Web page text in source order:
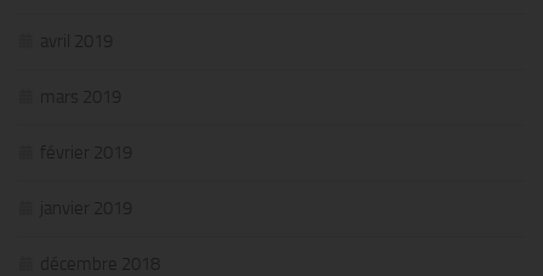
avril 2019
mars 2019
février 2019
janvier 2019
décembre 2018